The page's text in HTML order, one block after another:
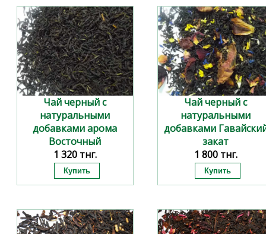
Чай черный с
натуральными
добавками арома
Восточный
1 320 тнг.
за 100 гр
Чай черный с
натуральными
добавками
закат
1 800 тнг.
за 100 гр